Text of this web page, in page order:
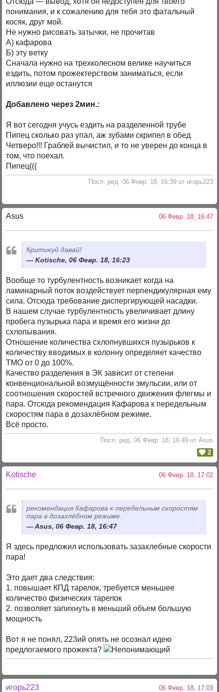
понимания, и к сожалению для тебя это фатальный
косяк, друг мой.
Не нужно рисовать затычки, не прочитав
А) кафарова
Б) эту ветку
Сначала нужно на трехколесном велике научиться
ездить, потом прожектерством заниматься, если
иллюзии еще останутся
Добавлено через 2мин.:
Я вот сегодня учусь ездить на разделенной трубе
Пипец сколько раз упал, аж зубами скрипел в обед
Четверо!!! Граблей вычистил, и то не уверен до конца в
том, что поехал.
Пипец(((
Посл. ред. 06 Февр. 18, 16:39 от игорь223
Asus 06 Февр. 18, 16:47
Критикуй давай!
Kotische, 06 Февр. 18, 16:23
Вообще то турбулентность возникает когда на
ламинарный поток воздействует перпендикулярная ему
сила. Отсюда требование диспергирующей насадки.
В нашем случае турбулентность увеличивает длину
пробега пузырька пара и время его жизни до
схлопывания.
Отношение количества схлопнувшихся пузырьков к
количеству вводимых в колонну определяет качество
ТМО от 0 до 100%.
Качество разделения в ЭК зависит от степени
конвенциональной возмущённости эмульсии, или от
соотношения скоростей встречного движения флегмы и
пара. Отсюда рекомендация Кафарова к передельным
скоростям пара в дозахлёбном режиме.
Всё просто.
Посл. ред. 06 Февр. 18, 16:49 от Asus
2
Kotische 06 Февр. 18, 17:02
рекомендация Кафарова к передельным скоростям
пара в дозахлёбном режиме.
Asus, 06 Февр. 18, 16:47
Я здесь предложил использовать зазахлебные скорости
пара!
Это дает два следствия:
1. повышает КПД тарелок, требуется меньшее
количество физических тарелок
2. позволяет запихнуть в меньший объем большую
мощность
Вот я не понял, 223ий опять не осознал идею
предлогаемого прожекта?
игорь223 06 Февр. 18, 17:03